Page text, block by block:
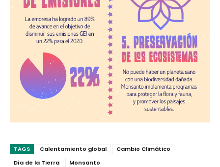
TAGS Calentamiento global
Cambio Climático
Día de la Tierra
Monsanto